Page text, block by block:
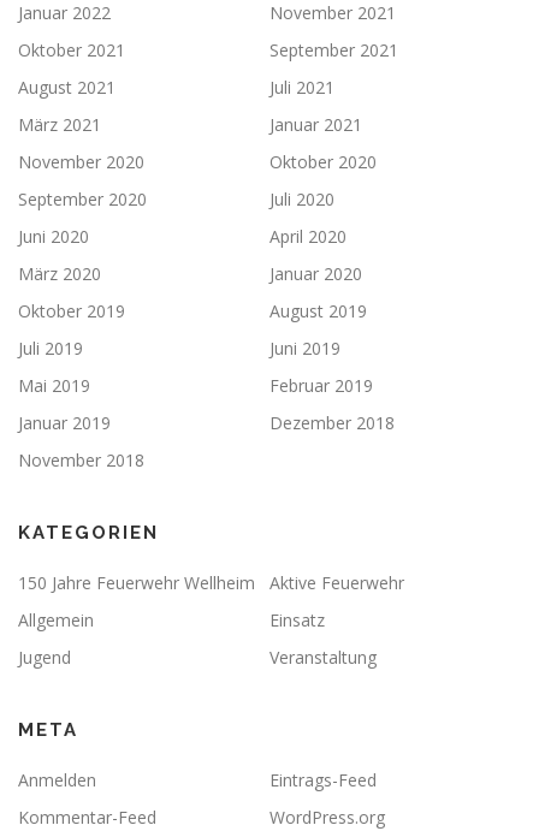
Januar 2022
November 2021
Oktober 2021
September 2021
August 2021
Juli 2021
März 2021
Januar 2021
November 2020
Oktober 2020
September 2020
Juli 2020
Juni 2020
April 2020
März 2020
Januar 2020
Oktober 2019
August 2019
Juli 2019
Juni 2019
Mai 2019
Februar 2019
Januar 2019
Dezember 2018
November 2018
KATEGORIEN
150 Jahre Feuerwehr Wellheim
Aktive Feuerwehr
Allgemein
Einsatz
Jugend
Veranstaltung
META
Anmelden
Eintrags-Feed
Kommentar-Feed
WordPress.org